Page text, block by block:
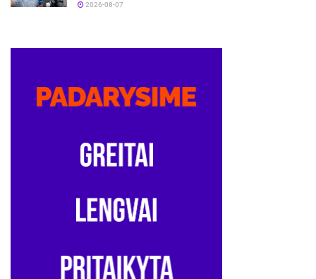
2026-08-07